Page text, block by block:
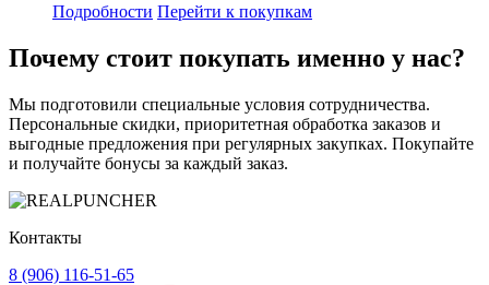
Подробности Перейти к покупкам
Почему стоит покупать именно у нас?
Мы подготовили специальные условия сотрудничества.
Персональные скидки, приоритетная обработка заказов и
выгодные предложения при регулярных закупках. Покупайте
и получайте бонусы за каждый заказ.
Контакты
8 (906) 116-51-65